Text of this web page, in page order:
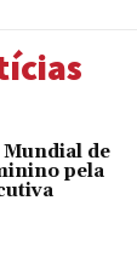
Mundial de
pela